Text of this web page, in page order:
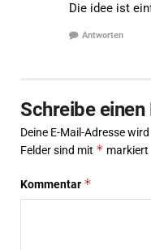
Die idee ist
Antworten
Schreibe
Deine E-Mail-Adresse
Felder sind mit * markiert
Kommentar *